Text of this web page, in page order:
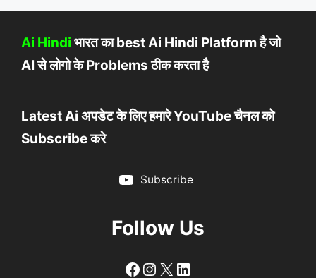
Ai Hindi भारत का best Ai Hindi Platform है जो
AI से लोगो के Problems ठीक करता है
Latest Ai अपडेट के लिए हमारे YouTube चैनल को
Subscribe करे
Subscribe
Follow Us
Follow
Follow
X LinkedIn